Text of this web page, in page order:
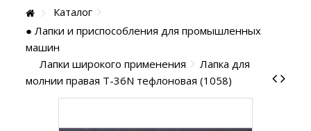
Каталог
● Лапки и приспособления для промышленных
машин
Лапки широкого применения
Лапка для
молнии правая T-36N тефлоновая (1058)